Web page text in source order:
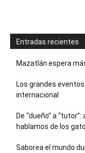
Entradas recientes
Mazatlán espera
Los grandes
internacional
De “dueño” a
hablamos de los
Saborea el mundo